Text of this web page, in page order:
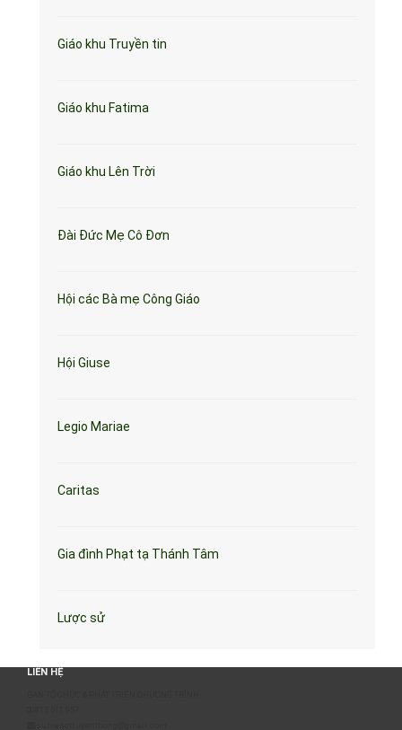
Giáo khu Truyền tin
Giáo khu Fatima
Giáo khu Lên Trời
Đài Đức Mẹ Cô Đơn
Hội các Bà mẹ Công Giáo
Hội Giuse
Legio Mariae
Caritas
Gia đình Phạt tạ Thánh Tâm
Lược sử
LIÊN HỆ